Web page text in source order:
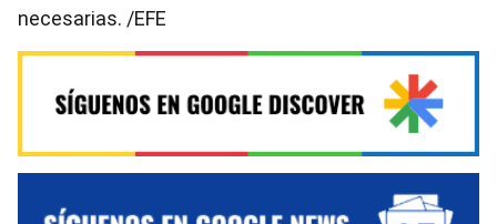
necesarias. /EFE